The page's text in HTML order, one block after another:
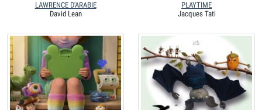
LAWRENCE D'ARABIE
David Lean
PLAYTIME
Jacques Tati